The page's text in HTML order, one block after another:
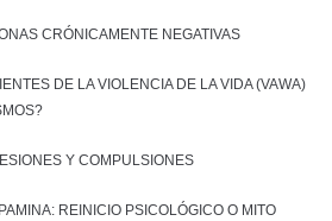
CRÓNICAMENTE NEGATIVAS
DE LA VIOLENCIA DE LA VIDA (VAWA)
Y COMPULSIONES
REINICIO PSICOLÓGICO O MITO